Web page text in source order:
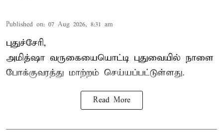
Published on: 07 Aug 2026, 8:31 am
புதுச்சேரி,
அமித்ஷா வருகையையொட்டி புதுவையில் நாளை
போக்குவரத்து மாற்றம் செய்யப்பட்டுள்ளது.
Read More